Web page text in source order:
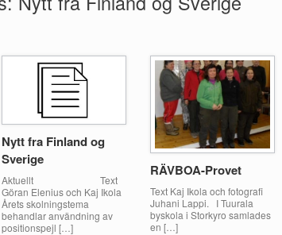
Nytt fra Finland og
Sverige
Aktuellt Text
Göran Elenius och Kaj Ikola
Årets skolningstema
behandlar användning av
positionspejl […]
RÄVBOA-Provet
Text Kaj Ikola och fotografi
Juhani Lappi. I Tuurala
byskola i Storkyro samlades
en […]